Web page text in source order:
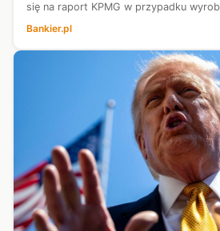
się na raport KPMG w przypadku
Krajową Administrację Skarbową w
Bankier.pl